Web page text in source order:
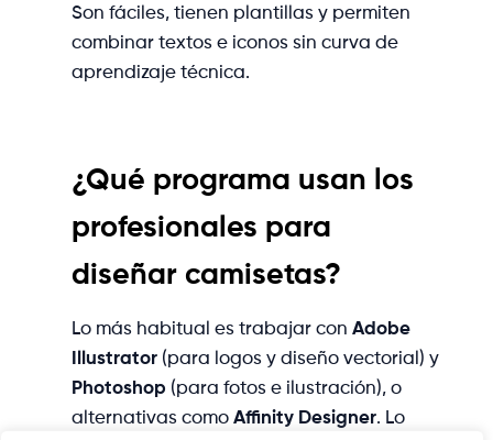
Son fáciles, tienen plantillas y permiten
combinar textos e iconos sin curva de
aprendizaje técnica.
¿Qué programa usan los
profesionales para
diseñar camisetas?
Lo más habitual es trabajar con Adobe
Illustrator (para logos y diseño vectorial) y
Photoshop (para fotos e ilustración), o
alternativas como Affinity Designer. Lo